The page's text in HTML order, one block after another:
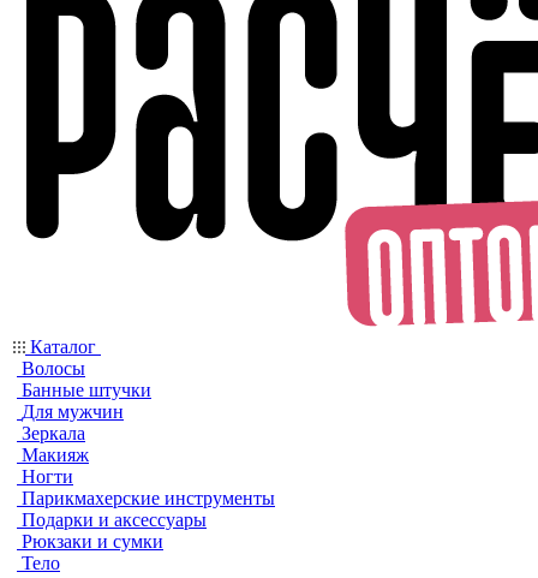
Каталог
Волосы
Банные штучки
Для мужчин
Зеркала
Макияж
Ногти
Парикмахерские инструменты
Подарки и аксессуары
Рюкзаки и сумки
Тело